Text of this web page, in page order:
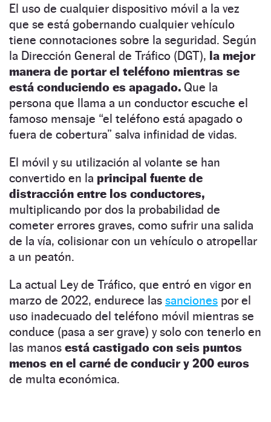
El uso de cualquier dispositivo móvil a la vez
que se está gobernando cualquier vehículo
tiene connotaciones sobre la seguridad. Según
la Dirección General de Tráfico (DGT), la mejor
manera de portar el teléfono mientras se
está conduciendo es apagado. Que la
persona que llama a un conductor escuche el
famoso mensaje “el teléfono está apagado o
fuera de cobertura” salva infinidad de vidas.
El móvil y su utilización al volante se han
convertido en la principal fuente de
distracción entre los conductores,
multiplicando por dos la probabilidad de
cometer errores graves, como sufrir una salida
de la vía, colisionar con un vehículo o atropellar
a un peatón.
La actual Ley de Tráfico, que entró en vigor en
marzo de 2022, endurece las sanciones por el
uso inadecuado del teléfono móvil mientras se
conduce (pasa a ser grave) y solo con tenerlo en
las manos está castigado con seis puntos
menos en el carné de conducir y 200 euros
de multa económica.